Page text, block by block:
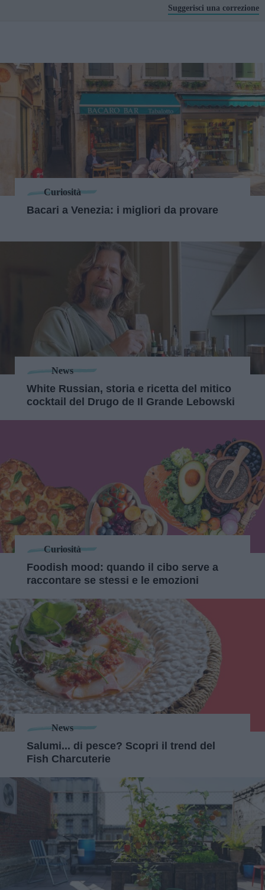
Suggerisci una correzione
Curiosità
Bacari a Venezia: i migliori da provare
News
White Russian, storia e ricetta del mitico
cocktail del Drugo de Il Grande Lebowski
Curiosità
Foodish mood: quando il cibo serve a
raccontare se stessi e le emozioni
News
Salumi... di pesce? Scopri il trend del
Fish Charcuterie